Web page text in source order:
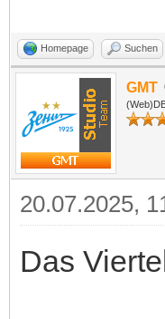
Homepage Suchen
GMT
20.07.2025,
Das